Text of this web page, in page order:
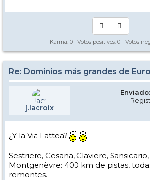
Karma: 0 - Votos positivos: 0 - Votos
Re: Dominios más grandes de
j.lacroix
¿Y la Via Lattea?
Sestriere, Cesana, Claviere,
Montgenèvre: 400 km de pistas,
remontes.